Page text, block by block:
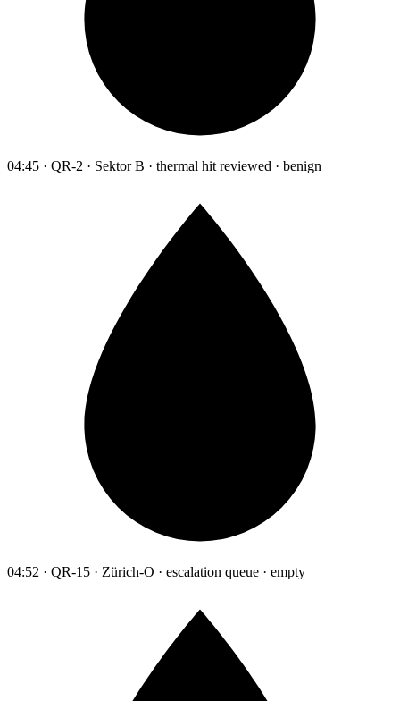
04:45 · QR-2 · Sektor B · thermal hit reviewed · benign
04:52 · QR-15 · Zürich-O · escalation queue · empty